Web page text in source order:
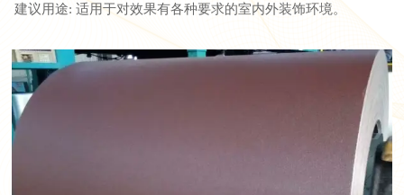
建议用途: 适用于对效果有各种要求的室内外装饰环境。